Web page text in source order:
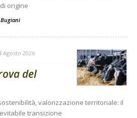
origine
Agosto 2026
del
valorizzazione territoriale: il
transizione